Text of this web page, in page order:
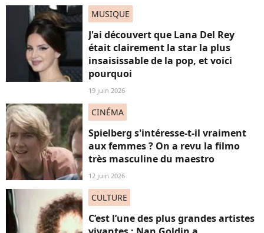
MUSIQUE
J'ai découvert que Lana Del Rey
était clairement la star la plus
insaisissable de la pop, et voici
pourquoi
19 juin 2026
CINÉMA
Spielberg s'intéresse-t-il vraiment
aux femmes ? On a revu la filmo
très masculine du maestro
12 juin 2026
CULTURE
C’est l’une des plus grandes artistes